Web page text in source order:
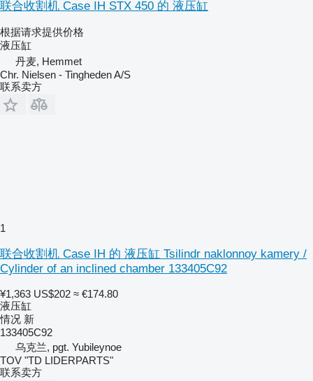
联合收割机 Case IH STX 450 的 液压缸
根据请求提供价格
液压缸
丹麦, Hemmet
Chr. Nielsen - Tingheden A/S
联系卖方
1
联合收割机 Case IH 的 液压缸 Tsilindr naklonnoy kamery /
Cylinder of an inclined chamber 133405C92
¥1,363 US$202 ≈ €174.80
液压缸
情况 新
133405C92
乌克兰, pgt. Yubileynoe
TOV "TD LIDERPARTS"
联系卖方